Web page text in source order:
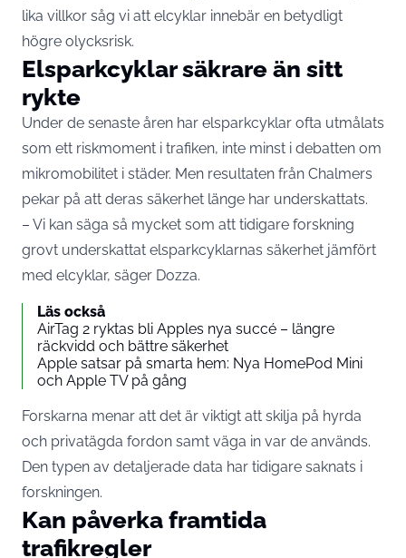
lika villkor såg vi att elcyklar innebär en betydligt
högre olycksrisk.
Elsparkcyklar säkrare än sitt
rykte
Under de senaste åren har elsparkcyklar ofta utmålats
som ett riskmoment i trafiken, inte minst i debatten om
mikromobilitet i städer. Men resultaten från Chalmers
pekar på att deras säkerhet länge har underskattats.
– Vi kan säga så mycket som att tidigare forskning
grovt underskattat elsparkcyklarnas säkerhet jämfört
med elcyklar, säger Dozza.
Läs också
AirTag 2 ryktas bli Apples nya succé – längre
räckvidd och bättre säkerhet
Apple satsar på smarta hem: Nya HomePod Mini
och Apple TV på gång
Forskarna menar att det är viktigt att skilja på hyrda
och privatägda fordon samt väga in var de används.
Den typen av detaljerade data har tidigare saknats i
forskningen.
Kan påverka framtida
trafikregler